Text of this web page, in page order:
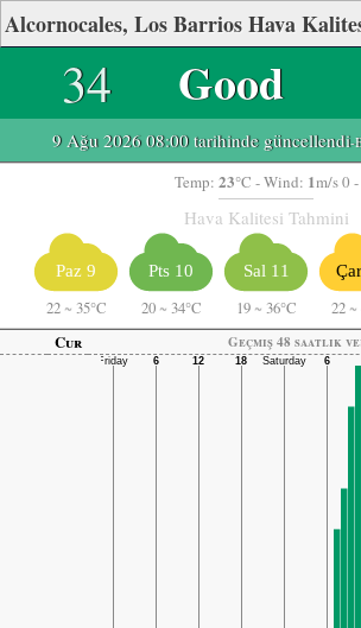
Alcornocales, Los Barrios Hava
34 Good
9 Ağu 2026 08:00 tarihinde güncellendi-
Temp: 23°C - Wind: 1m/s 0 -
Hava Kalitesi Tahmini
Paz 9
22 ~ 35°C
Pts 10
20 ~ 34°C
Sal 11
19 ~ 36°C 22 ~
Cur
Geçmiş 48 saatlik